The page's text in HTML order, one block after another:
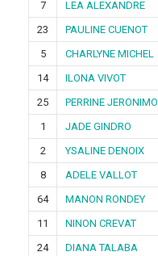
7
LEA ALEXANDRE
23
PAULINE CUENOT
5
CHARLYNE MICHEL
14
ILONA VIVOT
25
PERRINE JERONIMO
1
JADE GINDRO
2
YSALINE DENOIX
8
ADELE VALLOT
64
MANON RONDEY
11
NINON CREVAT
24
DIANA TALABA